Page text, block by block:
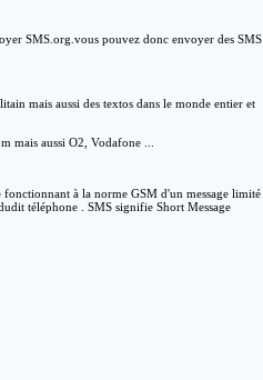
SMS.org.vous pouvez donc envoyer des SMS
mais aussi des textos dans le monde entier et
mais aussi O2, Vodafone ...
à la norme GSM d'un message limité
téléphone . SMS signifie Short Message